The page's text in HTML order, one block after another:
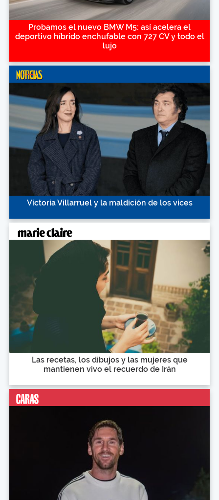
Probamos el nuevo BMW M5: así acelera el
deportivo híbrido enchufable con 727 CV y todo el
lujo
Victoria Villarruel y la maldición de los vices
Las recetas, los dibujos y las mujeres que
mantienen vivo el recuerdo de Irán